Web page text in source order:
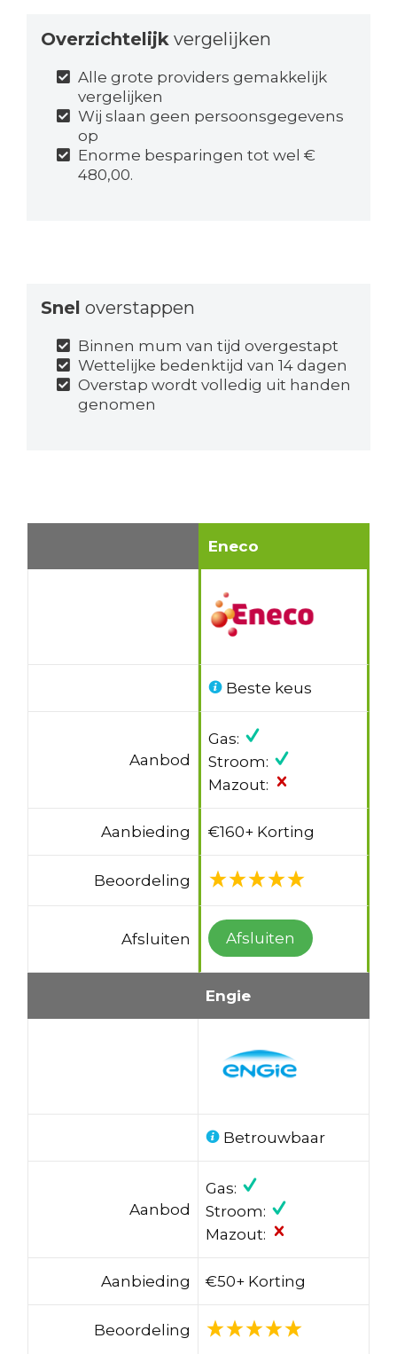
Overzichtelijk vergelijken
Alle grote providers gemakkelijk
vergelijken
Wij slaan geen persoonsgegevens
op
Enorme besparingen tot wel €
480,00.
Snel overstappen
Binnen mum van tijd overgestapt
Wettelijke bedenktijd van 14 dagen
Overstap wordt volledig uit handen
genomen
Eneco
Beste keus
Aanbod
Gas:
Stroom:
Mazout:
Aanbieding €160+ Korting
Beoordeling
Afsluiten Afsluiten
Engie
Betrouwbaar
Aanbod
Gas:
Stroom:
Mazout:
Aanbieding €50+ Korting
Beoordeling